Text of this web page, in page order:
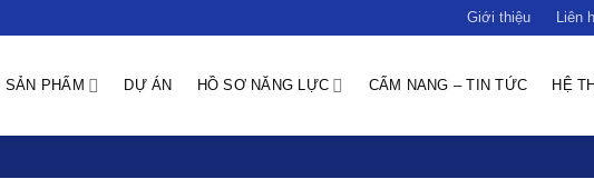
Giới thiệu Liên
SẢN PHẨM DỰ ÁN HỒ SƠ NĂNG LỰC CẨM NANG – TIN TỨC HỆ